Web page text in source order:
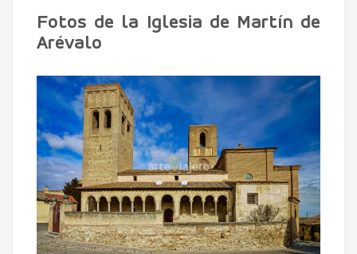
Fotos de la Iglesia de Martín de
Arévalo